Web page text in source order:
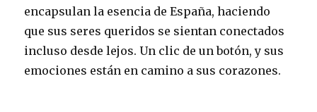
encapsulan la esencia de España, haciendo
que sus seres queridos se sientan conectados
incluso desde lejos. Un clic de un botón, y sus
emociones están en camino a sus corazones.